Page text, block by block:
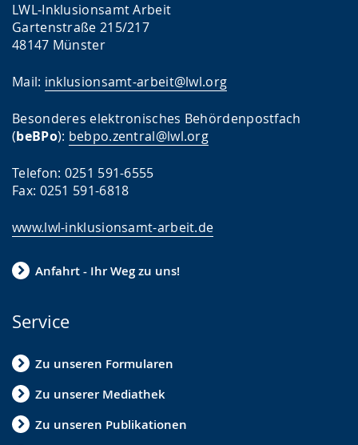
LWL-Inklusionsamt Arbeit
Gartenstraße 215/217
48147 Münster
Mail: inklusionsamt-arbeit@lwl.org
Besonderes elektronisches Behördenpostfach
(beBPo): bebpo.zentral@lwl.org
Telefon: 0251 591-6555
Fax: 0251 591-6818
www.lwl-inklusionsamt-arbeit.de
Anfahrt - Ihr Weg zu uns!
Service
Zu unseren Formularen
Zu unserer Mediathek
Zu unseren Publikationen